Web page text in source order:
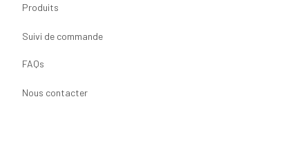
Produits
Suivi de commande
FAQs
Nous contacter